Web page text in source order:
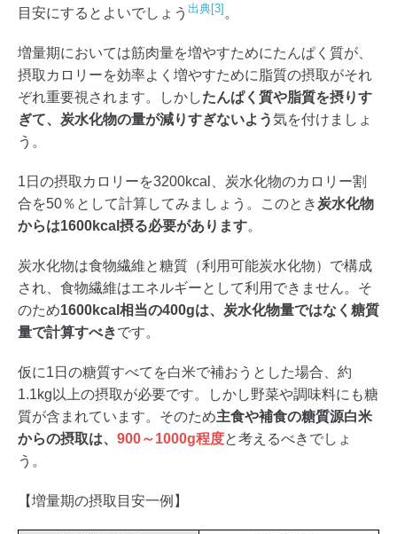
目安にするとよいでしょう 出典[3] 。
増量期においては筋肉量を増やすためにたんぱく質が、
摂取カロリーを効率よく増やすために脂質の摂取がそれ
ぞれ重要視されます。しかしたんぱく質や脂質を摂りす
ぎて、炭水化物の量が減りすぎないよう気を付けましょ
う。
1日の摂取カロリーを3200kcal、炭水化物のカロリー割
合を50％として計算してみましょう。このとき炭水化物
からは1600kcal摂る必要があります。
炭水化物は食物繊維と糖質（利用可能炭水化物）で構成
され、食物繊維はエネルギーとして利用できません。そ
のため1600kcal相当の400gは、炭水化物量ではなく糖質
量で計算すべきです。
仮に1日の糖質すべてを白米で補おうとした場合、約
1.1kg以上の摂取が必要です。しかし野菜や調味料にも糖
質が含まれています。そのため主食や補食の糖質源白米
からの摂取は、 900～1000g程度と考えるべきでしょ
う。
【増量期の摂取目安一例】